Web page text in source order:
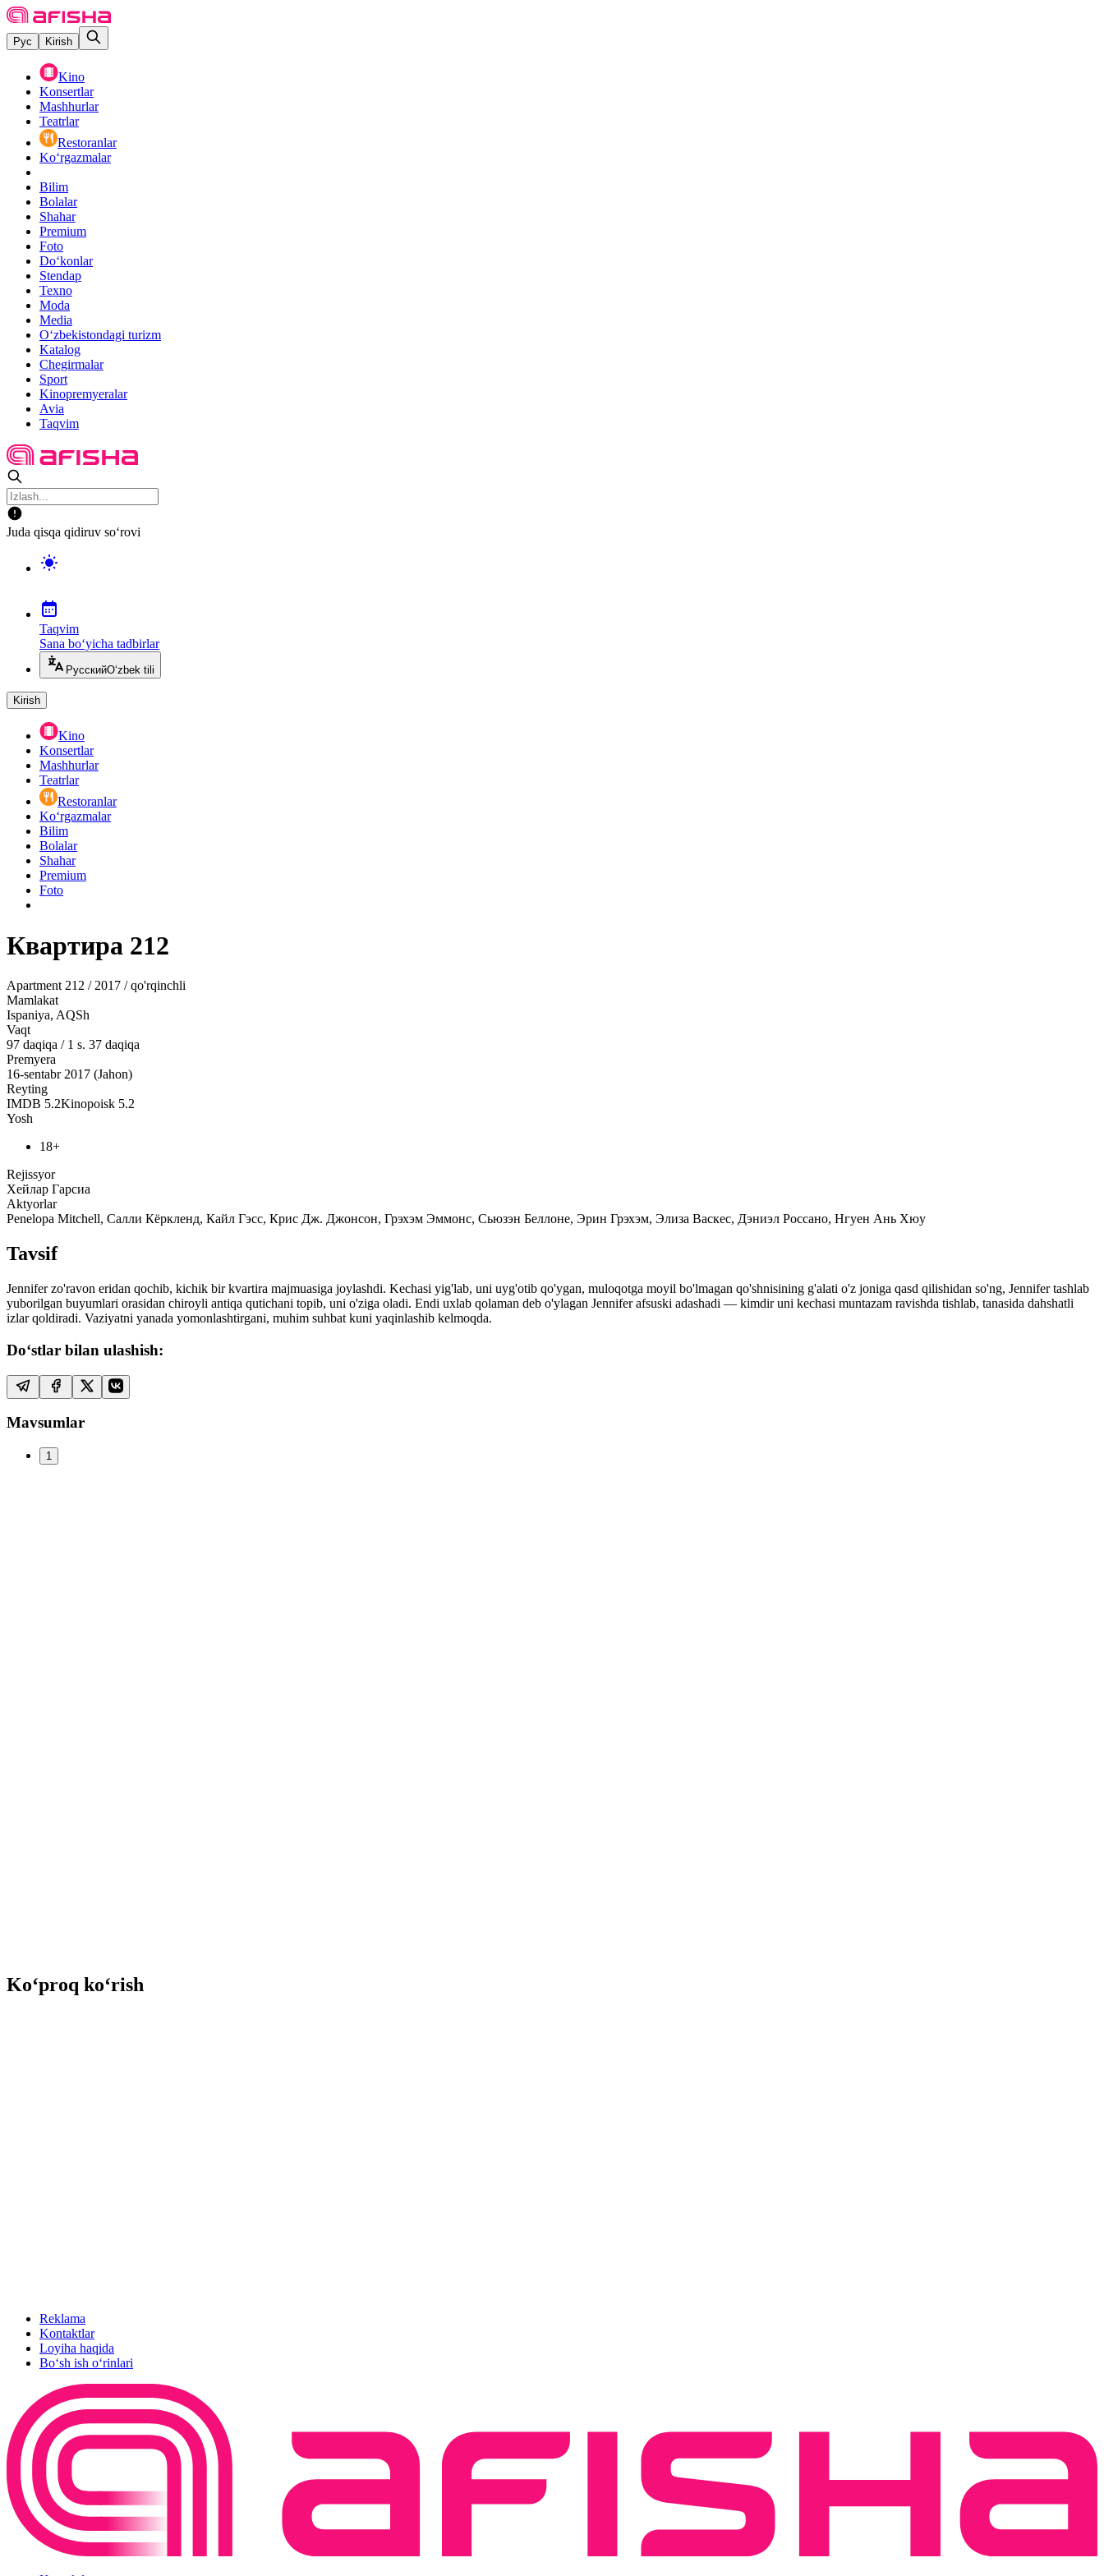
Рус Kirish
Kino
Konsertlar
Mashhurlar
Teatrlar
Restoranlar
Ko‘rgazmalar
Bilim
Bolalar
Shahar
Premium
Foto
Do‘konlar
Stendap
Texno
Moda
Media
O‘zbekistondagi turizm
Katalog
Chegirmalar
Sport
Kinopremyeralar
Avia
Taqvim
Juda qisqa qidiruv so‘rovi
Taqvim
Sana bo‘yicha tadbirlar
РусскийO‘zbek tili
Kirish
Kino
Konsertlar
Mashhurlar
Teatrlar
Restoranlar
Ko‘rgazmalar
Bilim
Bolalar
Shahar
Premium
Foto
Квартира 212
Apartment 212 / 2017 / qo'rqinchli
Mamlakat
Ispaniya, AQSh
Vaqt
97 daqiqa / 1 s. 37 daqiqa
Premyera
16-sentabr 2017 (Jahon)
Reyting
IMDB 5.2Kinopoisk 5.2
Yosh
18+
Rejissyor
Хейлар Гарсиа
Aktyorlar
Penelopa Mitchell, Салли Кёркленд, Кайл Гэсс, Крис Дж. Джонсон, Грэхэм Эммонс, Сьюзэн Беллоне, Эрин Грэхэм, Элиза Васкес, Дэниэл Россано, Нгуен Ань Хюу
Tavsif
Jennifer zo'ravon eridan qochib, kichik bir kvartira majmuasiga joylashdi. Kechasi yig'lab, uni uyg'otib qo'ygan, muloqotga moyil bo'lmagan qo'shnisining g'alati o'z joniga qasd qilishidan so'ng, Jennifer tashlab
yuborilgan buyumlari orasidan chiroyli antiqa qutichani topib, uni o'ziga oladi. Endi uxlab qolaman deb o'ylagan Jennifer afsuski adashadi — kimdir uni kechasi muntazam ravishda tishlab, tanasida dahshatli
izlar qoldiradi. Vaziyatni yanada yomonlashtirgani, muhim suhbat kuni yaqinlashib kelmoqda.
Do‘stlar bilan ulashish:
Mavsumlar
1
Ko‘proq ko‘rish
Reklama
Kontaktlar
Loyiha haqida
Bo‘sh ish o‘rinlari